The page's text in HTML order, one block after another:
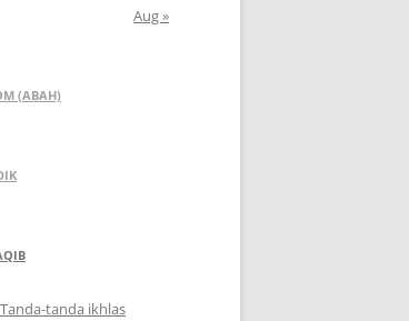
Aug »
(ABAH)
tanda ikhlas